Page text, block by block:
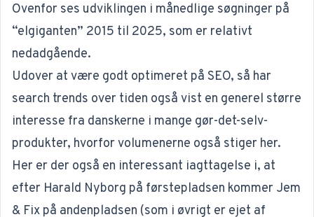
Ovenfor ses udviklingen i månedlige søgninger på
“elgiganten” 2015 til 2025, som er relativt
nedadgående.
Udover at være godt optimeret på SEO, så har
search trends over tiden også vist en generel større
interesse fra danskerne i mange gør-det-selv-
produkter, hvorfor volumenerne også stiger her.
Her er der også en interessant iagttagelse i, at
efter Harald Nyborg på førstepladsen kommer Jem
& Fix på andenpladsen (som i øvrigt er ejet af